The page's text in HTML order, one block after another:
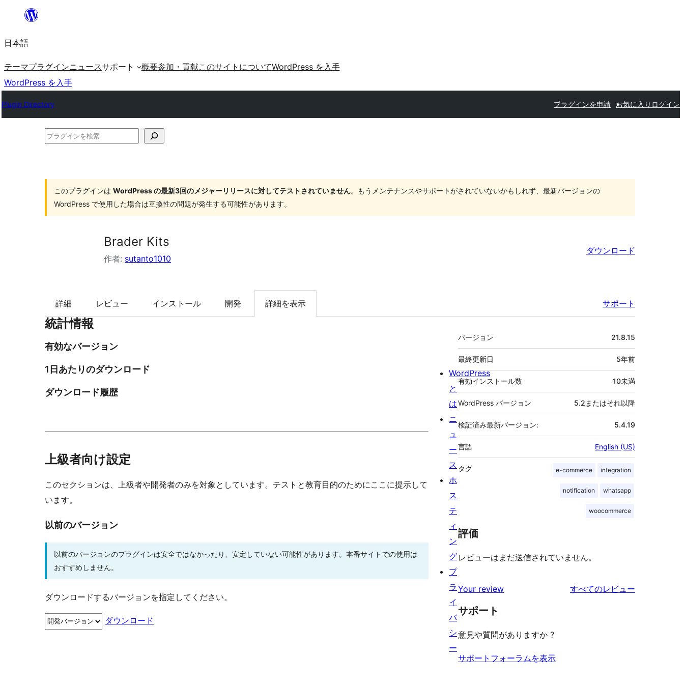
を
ッ
プ
日本語
テーマプラグインニュースサポート 概要参加・貢献このサイトについてWordPress を入手
WordPress を入手
Plugin Directory プラグインを申請 お気に入り ログイン
プ
イ
このプラグインは WordPress の最新3回のメジャーリリースに対してテストされていません。もうメンテナンスやサポートがされていないかもしれず、最新バージョンの
WordPress で使用した場合は互換性の問題が発生する可能性があります。
Brader Kits
作者: sutanto1010
ダウンロード
詳細 レビュー インストール 開発 詳細を表示 サポート
統計情報
有効なバージョン
1日あたりのダウンロード
ダウンロード履歴
上級者向け設定
このセクションは、上級者や開発者のみを対象としています。テストと教育目的のためにここに提示して
います。
以前のバージョン
以前のバージョンのプラグインは安全ではなかったり、安定していない可能性があります。本番サイトでの使用は
おすすめしません。
ダウンロードするバージョンを指定してください。
ダウンロード
メ
タ
バージョン 21.8.15
最終更新日 5年前
有効インストール数 10未満
WordPress バージョン 5.2またはそれ以降
検証済み最新バージョン: 5.4.19
言語 English (US)
タグ e-commerce integration
notification whatsapp
woocommerce
評価
レビューはまだ送信されていません。
Your review すべてのレビュー
サポート
意見や質問がありますか ?
サポートフォーラムを表示
WordPress
と
は
ニ
ュ
ー
ス
ホ
ス
テ
ィ
ン
グ
プ
ラ
イ
バ
シ
ー